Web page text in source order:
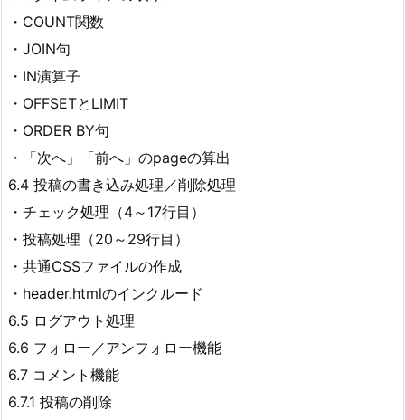
・COUNT関数
・JOIN句
・IN演算子
・OFFSETとLIMIT
・ORDER BY句
・「次へ」「前へ」のpageの算出
6.4 投稿の書き込み処理／削除処理
・チェック処理（4～17行目）
・投稿処理（20～29行目）
・共通CSSファイルの作成
・header.htmlのインクルード
6.5 ログアウト処理
6.6 フォロー／アンフォロー機能
6.7 コメント機能
6.7.1 投稿の削除